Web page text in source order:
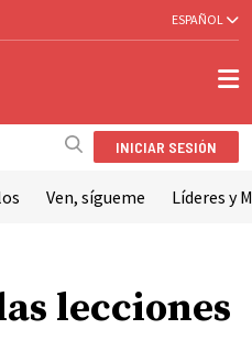
ESPAÑOL
INICIAR SESIÓN
Ven, sígueme Líderes y
lecciones